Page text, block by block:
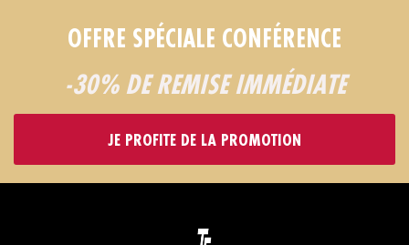
OFFRE SPÉCIALE CONFÉRENCE
-30% DE REMISE IMMÉDIATE
JE PROFITE DE LA PROMOTION